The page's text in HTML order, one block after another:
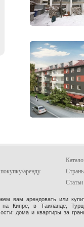
аренду
вам арендовать или
на Кипре, в Таиланде,
дома и квартиры за